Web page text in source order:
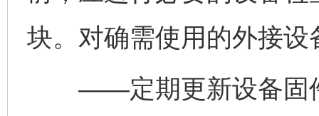
块。对确需使用的外接
——定期更新设备固件